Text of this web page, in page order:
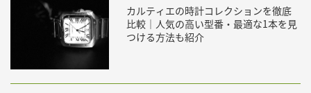
カルティエの時計コレクションを徹底
比較｜人気の高い型番・最適な1本を見
つける方法も紹介